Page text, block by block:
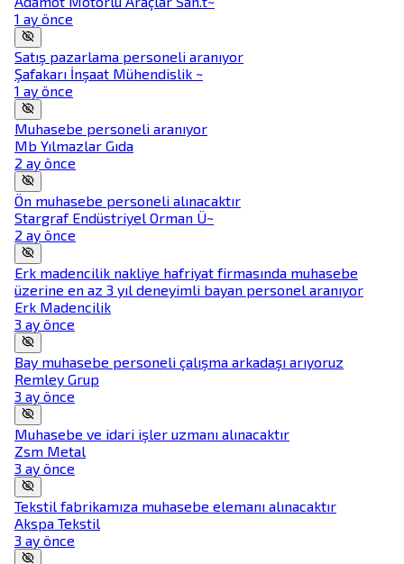
1 ay önce
Satış pazarlama personeli aranıyor
Şafakarı İnşaat Mühendislik ~
1 ay önce
Muhasebe personeli aranıyor
Mb Yılmazlar Gıda
2 ay önce
Ön muhasebe personeli alınacaktır
Stargraf Endüstriyel Orman Ü~
2 ay önce
Erk madencilik nakliye hafriyat firmasında muhasebe
üzerine en az 3 yıl deneyimli bayan personel aranıyor
Erk Madencilik
3 ay önce
Bay muhasebe personeli çalışma arkadaşı arıyoruz
Remley Grup
3 ay önce
Muhasebe ve idari işler uzmanı alınacaktır
Zsm Metal
3 ay önce
Tekstil fabrikamıza muhasebe elemanı alınacaktır
Akspa Tekstil
3 ay önce